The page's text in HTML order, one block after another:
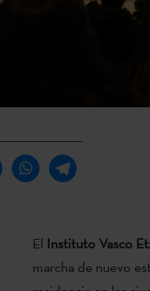
El Instituto Vasco
marcha de nuevo